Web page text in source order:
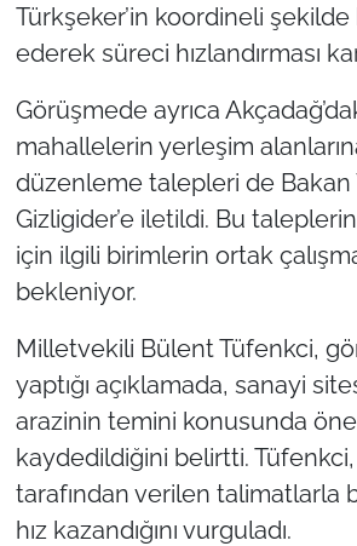
Türkşeker’in koordineli
ederek süreci hızlandırması
Görüşmede ayrıca
mahallelerin yerleşim
düzenleme talepleri de Bakan
Gizligider’e iletildi. Bu
için ilgili birimlerin ortak
bekleniyor.
Milletvekili Bülent Tüfenkci,
yaptığı açıklamada, sanayi
arazinin temini konusunda
kaydedildiğini belirtti. Tüfenkci,
tarafından verilen talimatlarla
hız kazandığını vurguladı.